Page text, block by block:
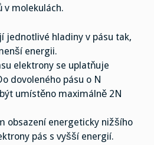
v molekulách.
jednotlivé hladiny v pásu tak,
energii.
elektrony se uplatňuje
dovoleného pásu o N
umístěno maximálně 2N
obsazení energeticky nižšího
pás s vyšší energií.